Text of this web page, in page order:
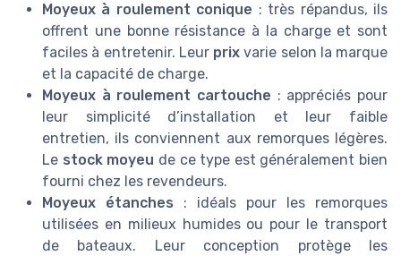
Moyeux à roulement conique : très répandus, ils
offrent une bonne résistance à la charge et sont
faciles à entretenir. Leur prix varie selon la marque
et la capacité de charge.
Moyeux à roulement cartouche : appréciés pour
leur simplicité d’installation et leur faible
entretien, ils conviennent aux remorques légères.
Le stock moyeu de ce type est généralement bien
fourni chez les revendeurs.
Moyeux étanches : idéals pour les remorques
utilisées en milieux humides ou pour le transport
de bateaux. Leur conception protège les